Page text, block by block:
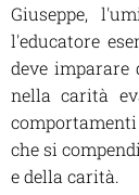
Giuseppe,
l'educatore
deve imparare
nella carità
che si
e della carità.